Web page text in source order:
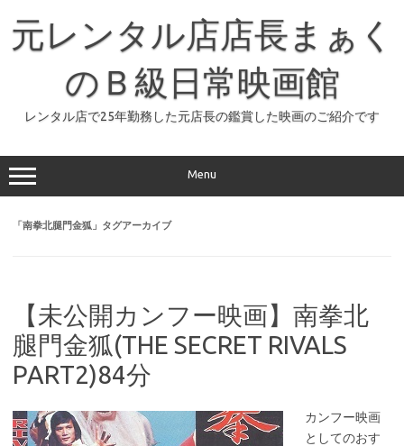
元レンタル店店長まぁく
のＢ級日常映画館
レンタル店で25年勤務した元店長の鑑賞した映画のご紹介です
Menu
「南拳北腿門金狐 」タグアーカイブ
【未公開カンフー映画】南拳北
腿門金狐(THE SECRET RIVALS
PART2)84分
カンフー映画
としてのおす